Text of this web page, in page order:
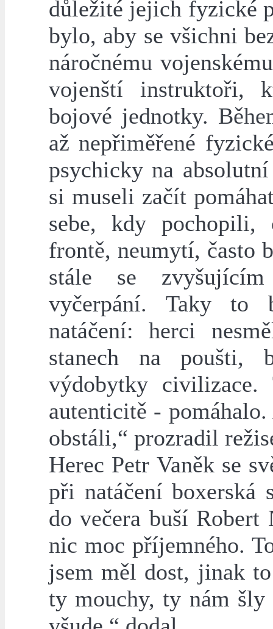
důležité jejich fyzické
bylo, aby se všichni
náročnému
vojenští instruktoři,
bojové jednotky.
až nepřiměřené
psychicky na
si museli začít
sebe, kdy
frontě, neumytí, často
stále se
vyčerpání. Taky to
natáčení: herci
stanech na poušti,
výdobytky
autenticitě -
obstáli,“ prozradil
Herec Petr Vaněk se
při natáčení boxerská
do večera buší Robert
nic moc příjemného.
jsem měl dost, jinak
ty mouchy, ty nám